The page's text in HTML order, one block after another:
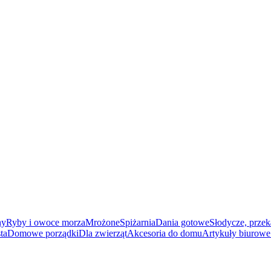
Ryby i owoce morzaMrożoneSpiżarniaDania gotoweSłodycze,
Domowe porządkiDla zwierzątAkcesoria do domuArtykuły